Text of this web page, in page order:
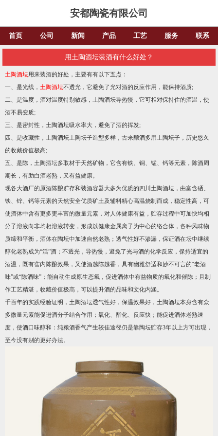
安都陶瓷有限公司
首页 公司 新闻 产品 工艺 服务 联系
用土陶酒坛装酒有什么好处？
土陶酒坛用来装酒的好处，主要有有以下五点：
一、是光线， 土陶酒坛不透光，它避免了光对酒的反应作用，能保持酒质;
二、是温度，酒对温度特别敏感， 土陶酒坛导热慢，它可相对保持住的酒温，使
酒不易变质;
三、是密封性， 土陶酒坛吸水率大，避免了酒的挥发;
四、是收藏性， 土陶酒坛土陶坛子造型多样，古来酿酒多用土陶坛子，历史悠久
的收藏价值极高;
五、是陈， 土陶酒坛多取材于天然矿物，它含有铁、铜、锰、钙等元素，陈酒周
期长，有助白酒老熟，又有益健康。
现各大酒厂的原酒陈酿贮存和装酒容器大多为优质的四川土陶酒坛，由富含硒、
铁、锌、钙等元素的天然安全优质矿土及辅料精心高温烧制而成，稳定性高，可
使酒体中含有更多更丰富的微量元素，对人体健康有益，贮存过程中可加快均相
分子溶液向非均相溶液转变，形成以健康金属离子为中心的络合体，各种风味物
质缔和平衡，酒体在陶坛中加速自然老熟；透气性好不渗漏，保证酒在坛中继续
醇化老熟成为“活”酒；不透光，导热慢，避免了光与酒的化学反应，保持适宜的
酒温，既有窖内陈酿效果，又使酒越陈越香，具有幽雅舒适和妙不可言的“老酒
味”或“陈酒味”；能自动生成原生态氧，促进酒体中有益物质的氧化和催陈；且制
作工艺精湛，收藏价值极高，可以提升酒的品味和文化内涵。
千百年的实践经验证明，土陶酒坛透气性好，保温效果好，土陶酒坛本身含有众
多微量元素能促进酒分子结合作用；氧化、酯化、反应快；能促进酒体老熟速
度，使酒口味醇和：纯粮酒香气产生较佳途径仍是靠陶坛贮存3年以上方可出现，
至今没有别的更好办法。